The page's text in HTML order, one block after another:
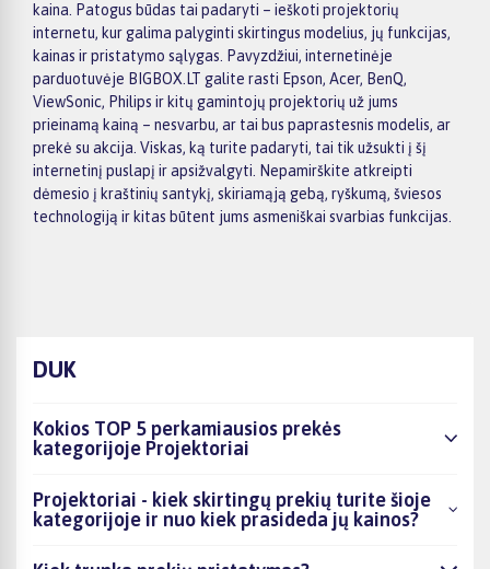
kaina. Patogus būdas tai padaryti – ieškoti projektorių
internetu, kur galima palyginti skirtingus modelius, jų funkcijas,
kainas ir pristatymo sąlygas. Pavyzdžiui, internetinėje
parduotuvėje BIGBOX.LT galite rasti Epson, Acer, BenQ,
ViewSonic, Philips ir kitų gamintojų projektorių už jums
prieinamą kainą – nesvarbu, ar tai bus paprastesnis modelis, ar
prekė su akcija. Viskas, ką turite padaryti, tai tik užsukti į šį
internetinį puslapį ir apsižvalgyti. Nepamirškite atkreipti
dėmesio į kraštinių santykį, skiriamąją gebą, ryškumą, šviesos
technologiją ir kitas būtent jums asmeniškai svarbias funkcijas.
DUK
Kokios TOP 5 perkamiausios prekės
kategorijoje Projektoriai
Projektoriai - kiek skirtingų prekių turite šioje
kategorijoje ir nuo kiek prasideda jų kainos?